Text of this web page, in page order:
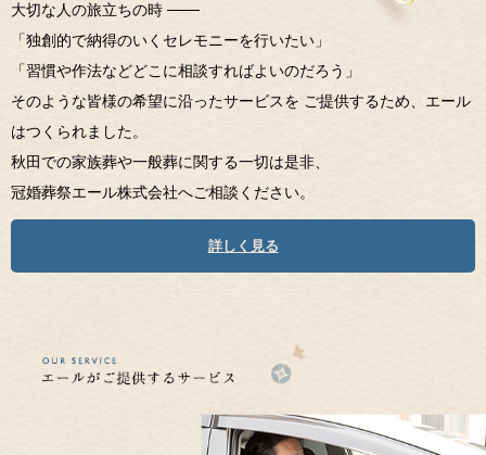
大切な人の旅立ちの時 ───
「独創的で納得のいくセレモニーを行いたい」
「習慣や作法などどこに相談すればよいのだろう」
そのような皆様の希望に沿ったサービスを ご提供するため、エール
はつくられました。
秋田での家族葬や一般葬に関する一切は是非、
冠婚葬祭エール株式会社へご相談ください。
詳しく見る